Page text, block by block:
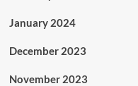
January 2024
December 2023
November 2023